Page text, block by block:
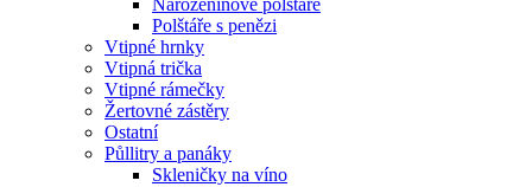
Polštáře s penězi
Vtipné hrnky
Vtipná trička
Vtipné rámečky
Žertovné zástěry
Ostatní
Půllitry a panáky
Skleničky na víno